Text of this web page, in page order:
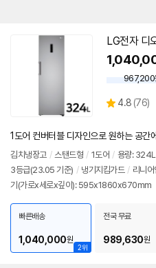
LG전자 디
967,200
별
4.8 (상
리
76)
1도어 컨버터블 디자인으로 원하는 공간
김치 냉장고 / 스탠드형 / 1도어 / 용량: 324L
3등급(23.05 기준) / 냉기지킴가드 / 리니어
기(가로x세로x깊이): 595x1860x670mm
2위
빠른배송
1,040,000원
전국 무료
989,630원